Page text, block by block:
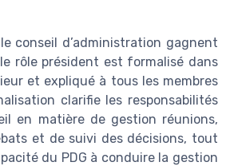
conseil d’administration gagnent
rôle président est formalisé dans
et expliqué à tous les membres
clarifie les responsabilités
en matière de gestion réunions,
et de suivi des décisions, tout
du PDG à conduire la gestion